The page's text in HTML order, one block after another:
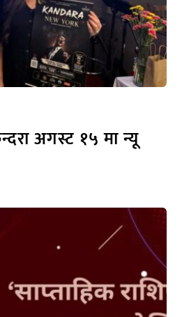
अगस्ट १५ मा न्यू